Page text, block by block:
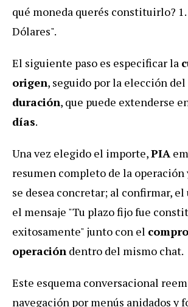
qué moneda querés constituirlo? 1.
Dólares".
El siguiente paso es especificar la
origen, seguido por la elección del
duración, que puede extenderse
días.
Una vez elegido el importe,PIA
resumen completo de la operación
se desea concretar; al confirmar,
el mensaje "Tu plazo fijo fue
exitosamente" junto con el
operación dentro del mismo chat.
Este esquema conversacional
navegación por menús anidados y